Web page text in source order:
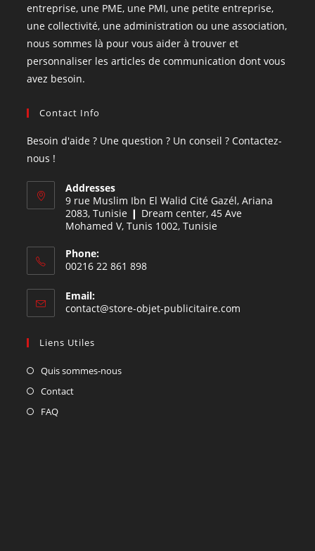
entreprise, une PME, une PMI, une petite entreprise,
une collectivité, une administration ou une association,
nous sommes là pour vous aider à trouver et
personnaliser les articles de communication dont vous
avez besoin.
Contact Info
Besoin d'aide ? Une question ? Un conseil ? Contactez-
nous !
Addresses
9 rue Muslim Ibn El Walid Cité Gazél, Ariana
2083, Tunisie ❙ Dream center, 45 Ave
Mohamed V, Tunis 1002, Tunisie
Phone:
00216 22 861 898
Email:
contact@store-objet-publicitaire.com
Liens Utiles
Quis sommes-nous
Contact
FAQ